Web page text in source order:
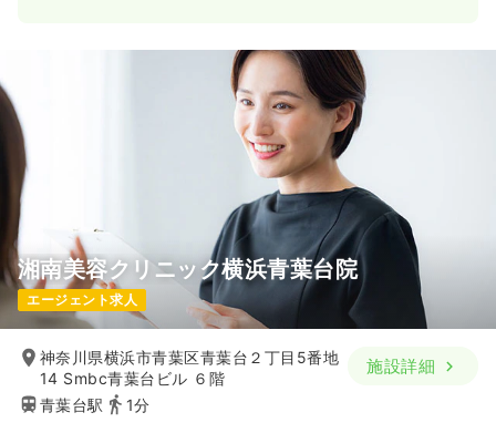
湘南美容クリニック横浜青葉台院
エージェント求人
神奈川県横浜市青葉区青葉台２丁目5番地
14 Smbc青葉台ビル ６階
青葉台駅
1分
施設詳細